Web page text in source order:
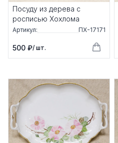
Посуду из дерева с
росписью Хохлома
Артикул: ПХ-17171
500 ₽/ шт.